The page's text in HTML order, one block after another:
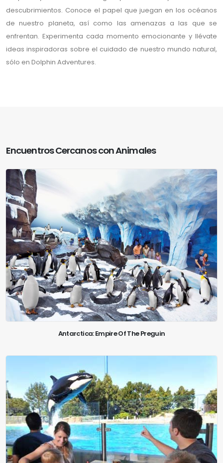
descubrimientos. Conoce el papel que juegan en los océanos
de nuestro planeta, así como las amenazas a las que se
enfrentan. Experimenta cada momento emocionante y llévate
ideas inspiradoras sobre el cuidado de nuestro mundo natural,
sólo en Dolphin Adventures.
Encuentros Cercanos con Animales
Antarctica: Empire Of The Preguin